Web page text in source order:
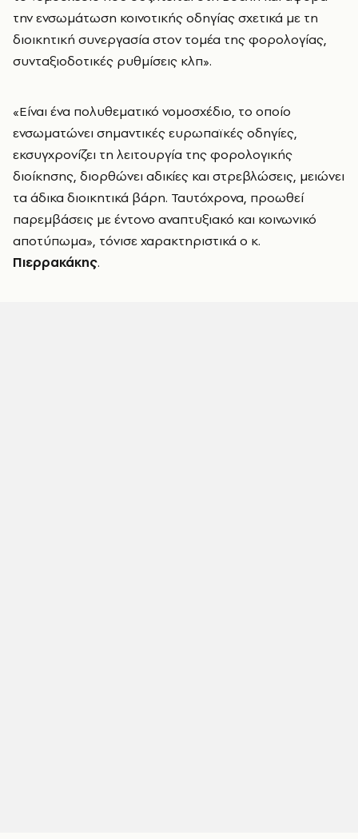
την ενσωμάτωση κοινοτικής οδηγίας σχετικά με τη
διοικητική συνεργασία στον τομέα της φορολογίας,
συνταξιοδοτικές ρυθμίσεις κλπ».
«Είναι ένα πολυθεματικό νομοσχέδιο, το οποίο
ενσωματώνει σημαντικές ευρωπαϊκές οδηγίες,
εκσυγχρονίζει τη λειτουργία της φορολογικής
διοίκησης, διορθώνει αδικίες και στρεβλώσεις, μειώνει
τα άδικα διοικητικά βάρη. Ταυτόχρονα, προωθεί
παρεμβάσεις με έντονο αναπτυξιακό και κοινωνικό
αποτύπωμα», τόνισε χαρακτηριστικά ο κ.
Πιερρακάκης.